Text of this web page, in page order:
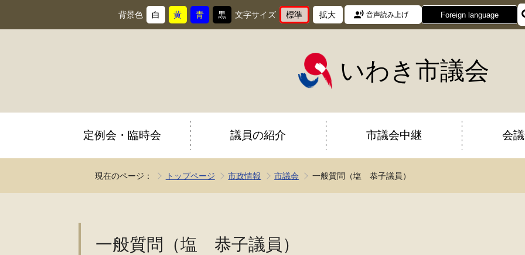
背景色
背
白
に
背
黄
に
背
青
に
背
黒
に
文字サイズ
文
標準
に
文
イ
ズ
を
拡大
に
音声読み上げ Foreign language
いわき市議会
定例会・臨時会 議員の紹介 市議会中継 会
現在のページ： トップページ 市政情報 市議会 一般質問（塩 恭子議員）
一般質問（塩 恭子議員）